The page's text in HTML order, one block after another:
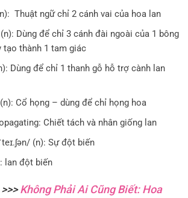
Thuật ngữ chỉ 2 cánh vai của hoa lan
Dùng để chỉ 3 cánh đài ngoài của 1 bông
tạo thành 1 tam giác
Dùng để chỉ 1 thanh gỗ hỗ trợ cành lan
Cổ họng – dùng để chỉ họng hoa
Chiết tách và nhân giống lan
(n): Sự đột biến
lan đột biến
Không Phải Ai Cũng Biết: Hoa